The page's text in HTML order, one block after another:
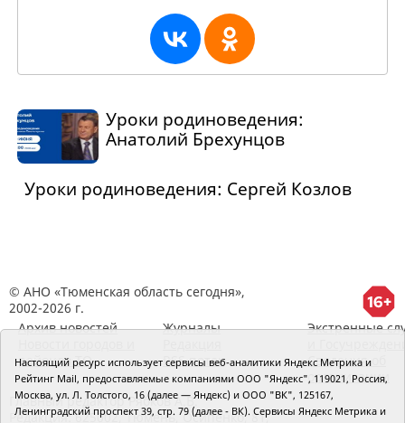
Уроки родиноведения:
Анатолий Брехунцов
Уроки родиноведения: Сергей Козлов
© АНО «Тюменская область сегодня»,
2002-2026 г.
Архив новостей
районов ТО
Журналы
RSS поток
Экстренные
Сведения об
организации
Главный редактор Рябков А.В.
Редакция: 625002, Тюмень, Осипенко, 81,
Настоящий ресурс использует сервисы веб-аналитики Яндекс Метрика и
Рейтинг Mail, предоставляемые компаниями ООО "Яндекс", 119021, Россия,
Москва, ул. Л. Толстого, 16 (далее — Яндекс) и ООО "ВК", 125167,
Ленинградский проспект 39, стр. 79 (далее - ВК). Сервисы Яндекс Метрика и